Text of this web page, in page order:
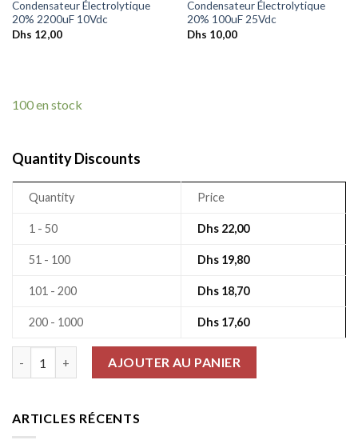
Condensateur Électrolytique
20% 2200uF 10Vdc
Dhs 12,00
Condensateur Électrolytique
20% 100uF 25Vdc
Dhs 10,00
100 en stock
Quantity Discounts
Quantity Price
1 - 50 Dhs 22,00
51 - 100 Dhs 19,80
101 - 200 Dhs 18,70
200 - 1000 Dhs 17,60
AJOUTER AU PANIER
ARTICLES RÉCENTS